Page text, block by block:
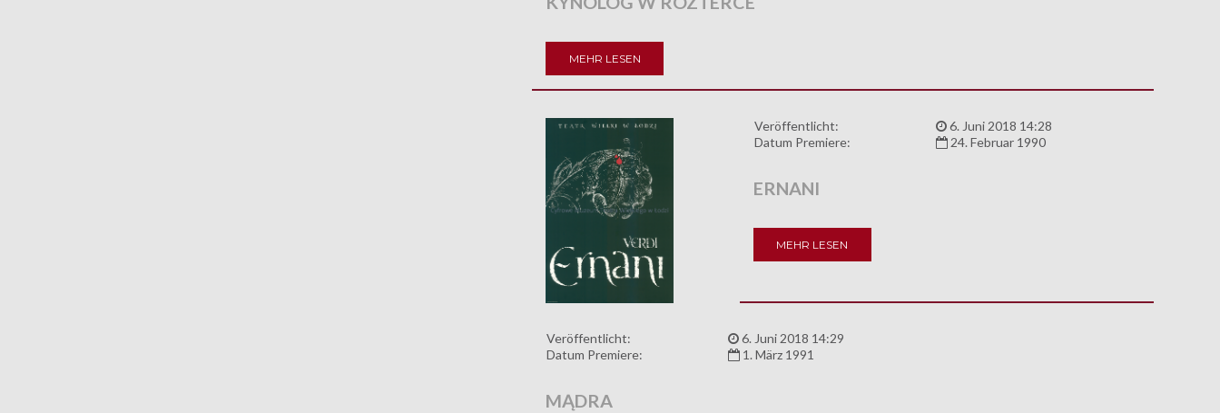
MEHR LESEN
Veröffentlicht:
6. Juni 2018 14:28
Datum Premiere:
24. Februar 1990
ERNANI
MEHR LESEN
Veröffentlicht:
6. Juni 2018 14:29
Datum Premiere:
1. März 1991
MĄDRA